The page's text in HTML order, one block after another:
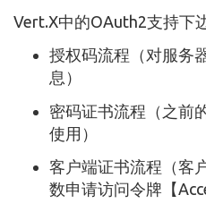
Vert.X中的OAuth2支持下
授权码流程（对服务
息）
密码证书流程（之前
使用）
客户端证书流程（客
数申请访问令牌【